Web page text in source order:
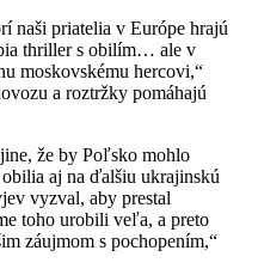
naši priatelia v Európe hrajú
thriller s obilím… ale v
moskovskému hercovi,“
a roztržky pomáhajú
že by Poľsko mohlo
aj na ďalšiu ukrajinskú
vyzval, aby prestal
toho urobili veľa, a preto
záujmom s pochopením,“